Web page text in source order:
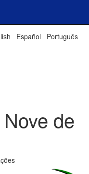
Español Português
de